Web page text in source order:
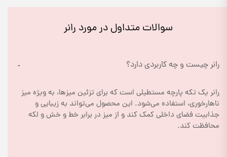
سوالات متداول در مورد رانر
رانر چیست و چه کاربردی دارد؟
محافظت کند.